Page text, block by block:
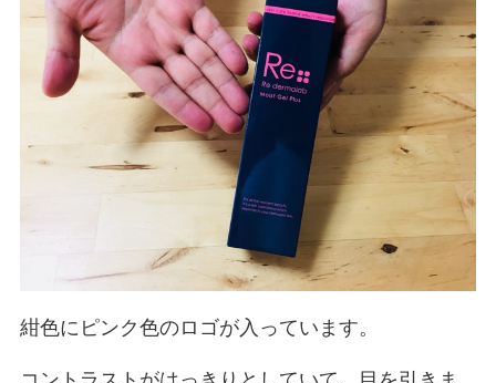
紺色にピンク色のロゴが入っています。